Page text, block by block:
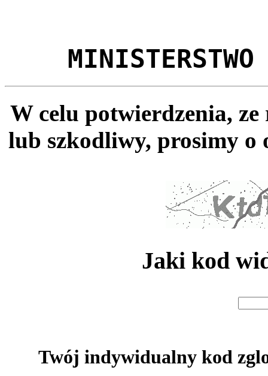
MINISTERSTWO
W celu potwierdzenia,
lub szkodliwy, prosimy o
Jaki kod
Twój indywidualny kod